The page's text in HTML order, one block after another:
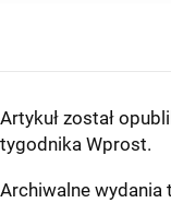
Artykuł został
tygodnika Wprost.
Archiwalne